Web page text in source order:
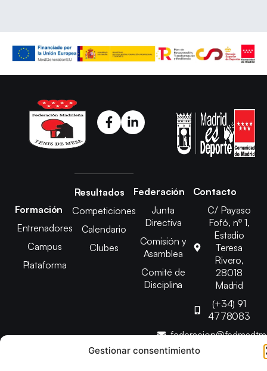
Gestionar consentimiento
Formación
Entrenadores
Campus
Plataforma
Resultados
Competiciones
Calendario
Clubes
Federación
Junta
Directiva
Comisión y
Asamblea
Comité de
Disciplina
Contacto
C/ Payaso
Fofó, nº 1,
Estadio
Teresa
Rivero,
28018
Madrid
(+34) 91
4778083